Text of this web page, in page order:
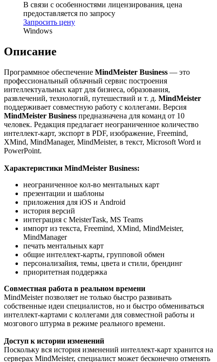
В связи с особенностями лицензирования, цена
предоставляется по запросу
Запросить цену
Windows
Описание
Программное обеспечение MindMeister Business — это
профессиональный облачный сервис построения
интеллектуальных карт для бизнеса, образования,
развлечений, технологий, путешествий и т. д. MindMeister
поддерживает совместную работу с коллегами. Версия
MindMeister Business предназначена для команд от 10
человек. Редакция предлагает неограниченное количество
интеллект-карт, экспорт в PDF, изображение, Freemind,
XMind, MindManager, MindMeister, в текст, Microsoft Word и
PowerPoint.
Характеристики MindMeister Business:
неограниченное кол-во ментальных карт
презентации и шаблоны
приложения для iOS и Android
история версий
интеграция с MeisterTask, MS Teams
импорт из текста, Freemind, XMind, MindMeister,
MindManager
печать ментальных карт
общие интеллект-карты, групповой обмен
персонализайия, темы, цвета и стили, брендинг
приоритетная поддержка
Совместная работа в реальном времени
MindMeister позволяет не только быстро развивать
собственные идеи специалистов, но и быстро обмениваться
интеллект-картами с коллегами для совместной работы и
мозгового штурма в режиме реального времени.
Доступ к истории изменений
Поскольку вся история изменений интеллект-карт хранится на
серверах MindMeister, специалист может бесконечно отменять